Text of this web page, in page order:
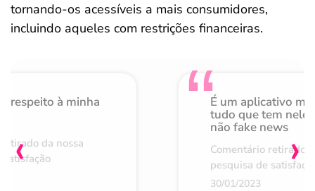
tornando-os acessíveis a mais consumidores,
incluindo aqueles com restrições financeiras.
respeito à minha
da nossa
É um aplicativo
tudo que tem nele
não fake news
Comentário retirado
pesquisa de
30/01/2023
‹ ›